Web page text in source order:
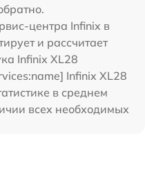
центра Infinix в
и рассчитает
Infinix XL28
Infinix XL28
в среднем
всех необходимых